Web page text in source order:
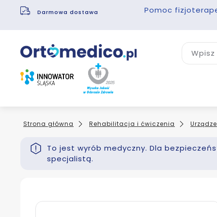
Darmowa dostawa Pomoc
Strona główna Rehabilitacja i ćwiczenia
To jest wyrób medyczny. Dla
specjalistą.